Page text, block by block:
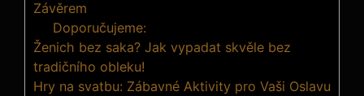
Závěrem
Doporučujeme:
Ženich bez saka? Jak vypadat skvěle bez
tradičního obleku!
Hry na svatbu: Zábavné Aktivity pro Vaši Oslavu